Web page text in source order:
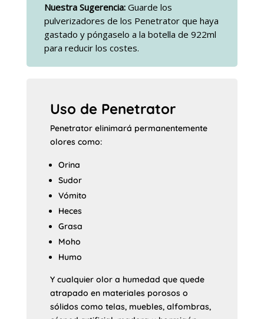
Nuestra Sugerencia: Guarde los
pulverizadores de los Penetrator que haya
gastado y póngaselo a la botella de 922ml
para reducir los costes.
Uso de Penetrator
Penetrator elinimará permanentemente
olores como:
Orina
Sudor
Vómito
Heces
Grasa
Moho
Humo
Y cualquier olor a humedad que quede
atrapado en materiales porosos o
sólidos como telas, muebles, alfombras,